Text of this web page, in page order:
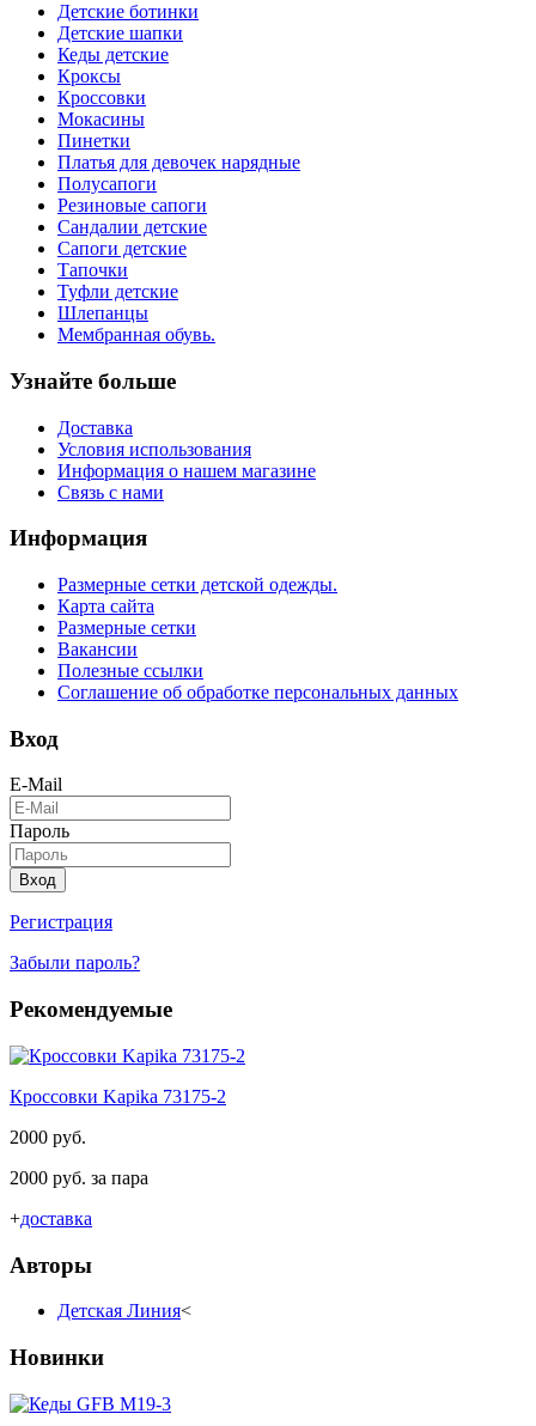
Детские ботинки
Детские шапки
Кеды детские
Кроксы
Кроссовки
Мокасины
Пинетки
Платья для девочек нарядные
Полусапоги
Резиновые сапоги
Сандалии детские
Сапоги детские
Тапочки
Туфли детские
Шлепанцы
Мембранная обувь.
Узнайте больше
Доставка
Условия использования
Информация о нашем магазине
Связь с нами
Информация
Размерные сетки детской одежды.
Карта сайта
Размерные сетки
Вакансии
Полезные ссылки
Соглашение об обработке персональных данных
Вход
E-Mail
Пароль
Вход
Регистрация
Забыли пароль?
Рекомендуемые
Кроссовки Kapika 73175-2
2000 руб.
2000 руб. за пара
+доставка
Авторы
Детская Линия<
Новинки